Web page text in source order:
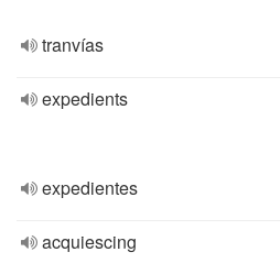
tranvías
expedients
expedientes
acquiescing